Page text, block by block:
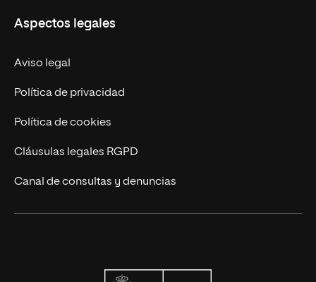
Trabaja en UNIR
Actualidad UNIR
Contáctanos
Aspectos legales
Aviso legal
Política de privacidad
Política de cookies
Cláusulas legales RGPD
Canal de consultas y denuncias